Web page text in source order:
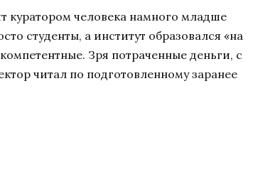
куратором человека намного младше
студенты, а институт образовался «на
Зря потраченные деньги, с
читал по подготовленному заранее